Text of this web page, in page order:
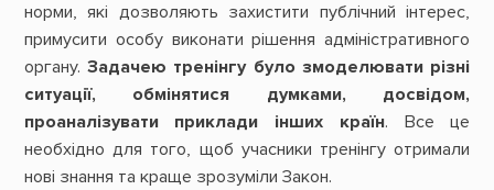
норми, які дозволяють захистити публічний інтерес,
примусити особу виконати рішення адміністративного
органу. Задачею тренінгу було змоделювати різні
ситуації, обмінятися думками, досвідом,
проаналізувати приклади інших країн. Все це
необхідно для того, щоб учасники тренінгу отримали
нові знання та краще зрозуміли Закон.